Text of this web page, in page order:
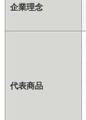
企業理念
代表商品